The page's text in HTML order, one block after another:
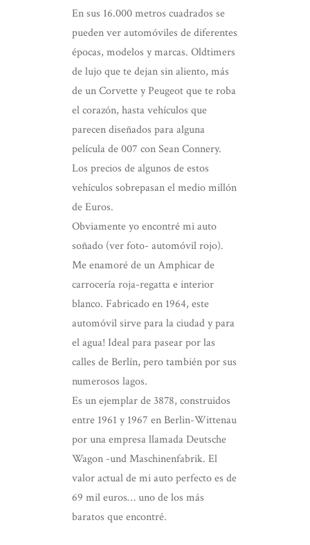
En sus 16.000 metros cuadrados se
pueden ver automóviles de diferentes
épocas, modelos y marcas. Oldtimers
de lujo que te dejan sin aliento, más
de un Corvette y Peugeot que te roba
el corazón, hasta vehículos que
parecen diseñados para alguna
película de 007 con Sean Connery.
Los precios de algunos de estos
vehículos sobrepasan el medio millón
de Euros.
Obviamente yo encontré mi auto
soñado (ver foto- automóvil rojo).
Me enamoré de un Amphicar de
carrocería roja-regatta e interior
blanco. Fabricado en 1964, este
automóvil sirve para la ciudad y para
el agua! Ideal para pasear por las
calles de Berlín, pero también por sus
numerosos lagos.
Es un ejemplar de 3878, construidos
entre 1961 y 1967 en Berlin-Wittenau
por una empresa llamada Deutsche
Wagon -und Maschinenfabrik. El
valor actual de mi auto perfecto es de
69 mil euros… uno de los más
baratos que encontré.